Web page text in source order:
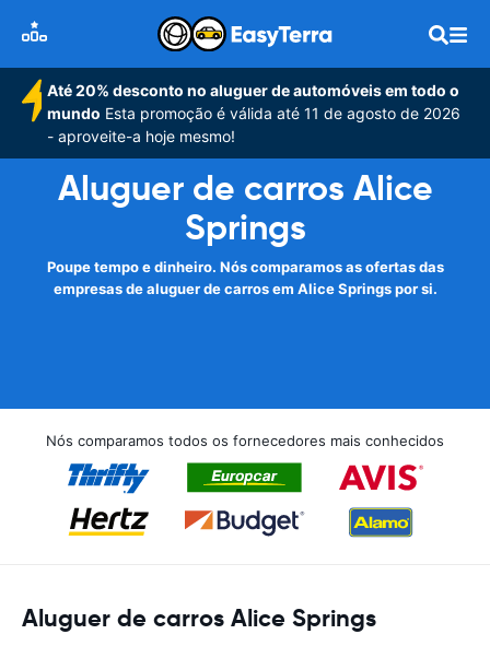
Até 20% desconto no aluguer de automóveis em todo o
mundo Esta promoção é válida até 11 de agosto de 2026
- aproveite-a hoje mesmo!
Aluguer de carros Alice
Springs
Poupe tempo e dinheiro. Nós comparamos as ofertas das
empresas de aluguer de carros em Alice Springs por si.
Nós comparamos todos os fornecedores mais conhecidos
Aluguer de carros Alice Springs